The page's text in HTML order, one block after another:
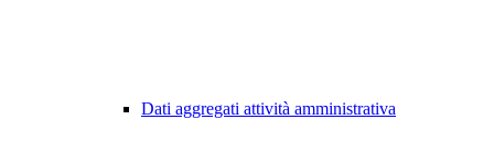
Dati aggregati attività amministrativa